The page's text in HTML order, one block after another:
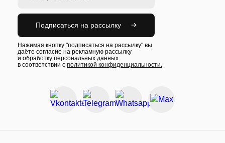
Подписаться на рассылку
Нажимая кнопку "подписаться на рассылку" вы
даёте согласие на рекламную рассылку
и обработку персональных данных
в соответствии с политикой конфиденциальности.